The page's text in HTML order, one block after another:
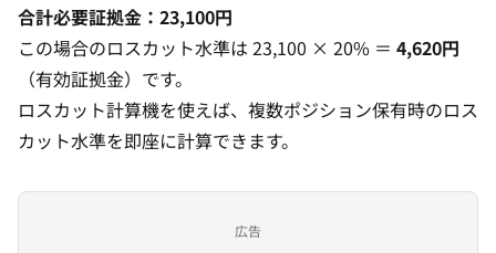
合計必要証拠金：23,100円
この場合のロスカット水準は 23,100 × 20% ＝ 4,620円
（有効証拠金）です。
ロスカット計算機を使えば、複数ポジション保有時のロス
カット水準を即座に計算できます。
広告